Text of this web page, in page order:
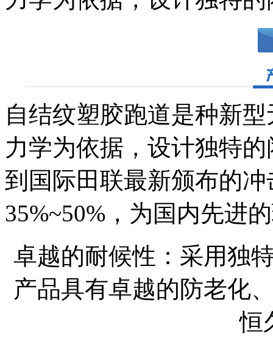
自结纹塑胶跑道是种新
力学为依据，设计独特
到国际田联最新颁布的
35%~50%，为国内先进
卓越的耐候性：采用独
产品具有卓越的防老化
恒